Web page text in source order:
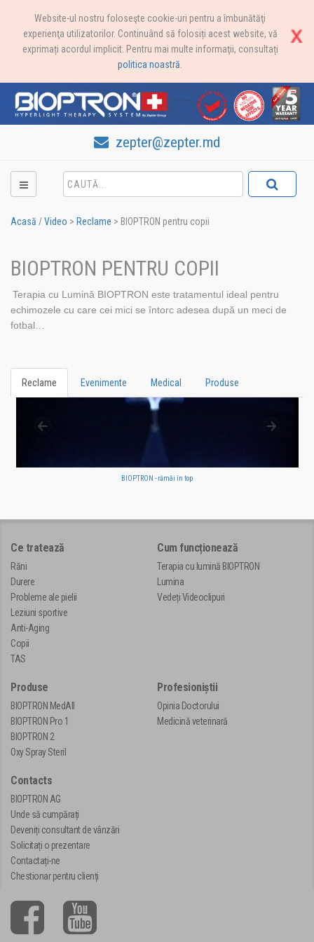
Website-ul nostru foloseşte cookie-uri pentru a îmbunătăţi
experienţa utilizatorilor. Continuând să folosiți acest website, vă
exprimați acordul implicit. Pentru mai multe informaţii, consultați
politica noastră
zepter@zepter.md
Acasă /Video > Reclame > BIOPTRON pentru copii
BIOPTRON PENTRU COPII
Terapia cu Lumină BIOPTRON este tratamentul ideal pentru
echimozele cu care cei mici se întorc adesea după un meci de
fotbal…
Reclame Evenimente Medical Produse
BIOPTRON - rămâi în top
Ce tratează
Răni
Durere
Probleme ale pielii
Leziuni sportive
Anti-Aging
Copii
TAS
Cum funcționează
Terapia cu lumină BIOPTRON
Lumina
Vedeți Videoclipuri
Produse
BIOPTRON MedAll
BIOPTRON Pro 1
BIOPTRON 2
Oxy Spray Steril
Profesioniștii
Opinia Doctorului
Medicină veterinară
Contacts
BIOPTRON AG
Unde să cumpărați
Deveniți consultant de vânzări
Solicitați o prezentare
Contactați-ne
Chestionar pentru clienți